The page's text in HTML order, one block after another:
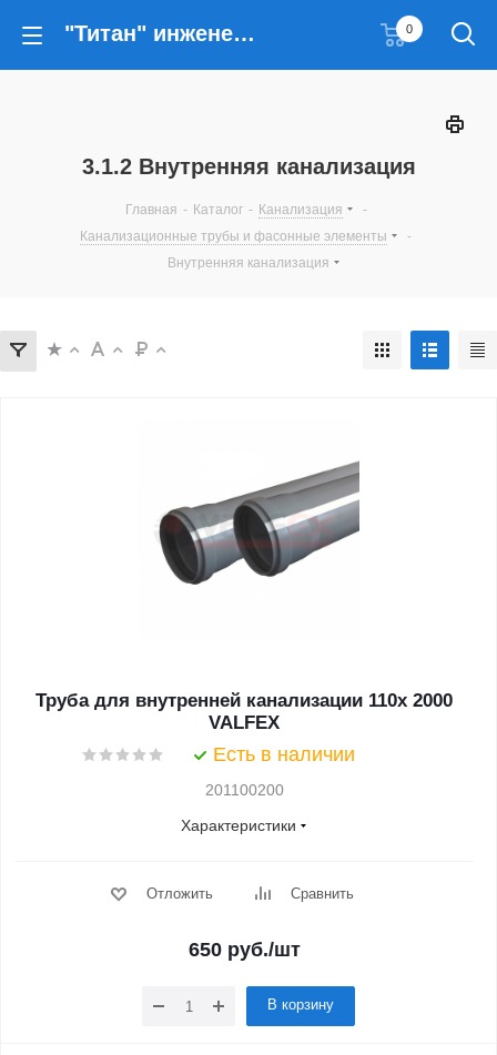
"Титан" инженерные решения 0
3.1.2 Внутренняя канализация
Главная - Каталог - Канализация
-
Канализационные трубы и фасонные элементы
-
Внутренняя канализация
Труба для внутренней канализации 110x 2000
VALFEX
Есть в наличии
201100200
Характеристики
Отложить Сравнить
650 руб./шт
В корзину